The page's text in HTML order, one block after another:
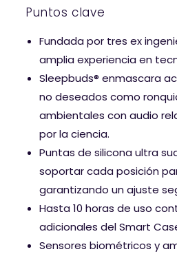
Puntos clave
Fundada por tres ex
amplia experiencia en
Sleepbuds® enmascara
no deseados como
ambientales con audio
por la ciencia.
Puntas de silicona ultra
soportar cada posición
garantizando un ajuste
Hasta 10 horas de uso
adicionales del Smart
Sensores biométricos y